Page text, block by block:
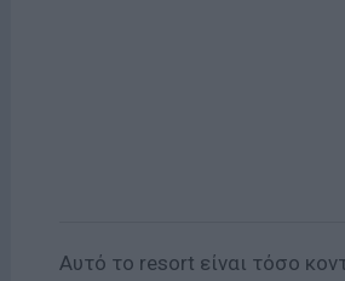
Αυτό το resort είναι τόσο